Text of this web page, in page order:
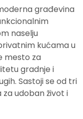
građevina
naselju
kućama u
mesto za
gradnje i
Sastoji se od tri
udoban život i